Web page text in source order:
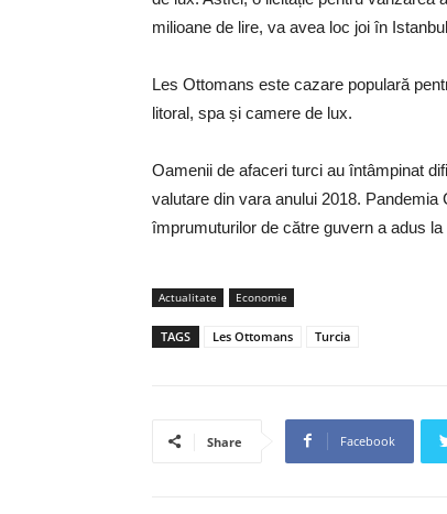
milioane de lire, va avea loc joi în
Les Ottomans este cazare populară
litoral, spa și camere de lux.
Oamenii de afaceri turci au întâmpinat
valutare din vara anului 2018.
împrumuturilor de către guvern a adus
Actualitate Economie
TAGS Les Ottomans Turcia
Share Facebook